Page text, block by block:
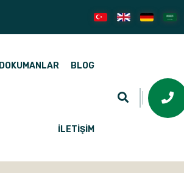
DOKUMANLAR BLOG
İLETIŞIM